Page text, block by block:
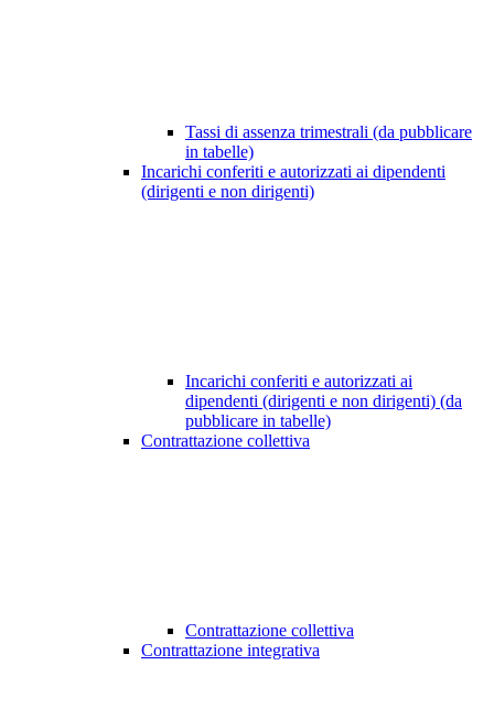
Tassi di assenza trimestrali (da pubblicare
in tabelle)
Incarichi conferiti e autorizzati ai dipendenti
(dirigenti e non dirigenti)
Incarichi conferiti e autorizzati ai
dipendenti (dirigenti e non dirigenti) (da
pubblicare in tabelle)
Contrattazione collettiva
Contrattazione collettiva
Contrattazione integrativa